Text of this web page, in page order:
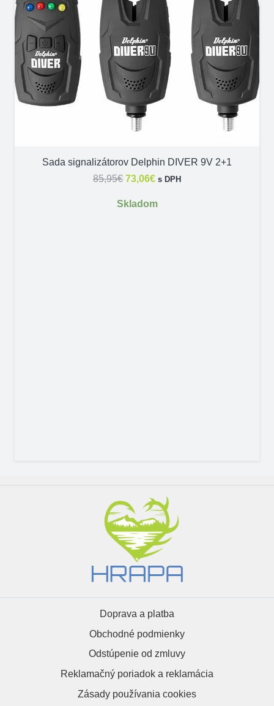
Sada signalizátorov Delphin DIVER 9V 2+1
85,95€ Pôvodná
73,06€Aktuálna
s DPH
Skladom
Doprava a platba
Obchodné podmienky
Odstúpenie od zmluvy
Reklamačný poriadok a reklamácia
Zásady používania cookies